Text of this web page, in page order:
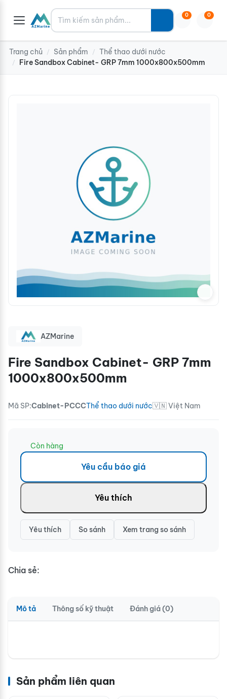
Tìm kiếm 0 0
Trang chủ / Sản phẩm / Thể thao dưới nước
/ Fire Sandbox Cabinet- GRP 7mm 1000x800x500mm
AZMarine
Fire Sandbox Cabinet- GRP 7mm
1000x800x500mm
Mã SP:Cabinet-PCCCThể thao dưới nước🇻🇳 Việt Nam
Còn hàng
Yêu cầu báo giá
Yêu thích
Yêu thích So sánh Xem trang so sánh
Chia sẻ:
Mô tả Thông số kỹ thuật Đánh giá (0)
Sản phẩm liên quan